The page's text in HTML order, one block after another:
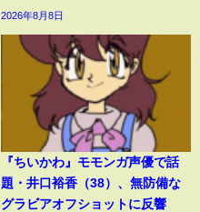
2026年8月8日
『ちいかわ』モモンガ声優で話
題・井口裕香（38）、無防備な
グラビアオフショットに反響